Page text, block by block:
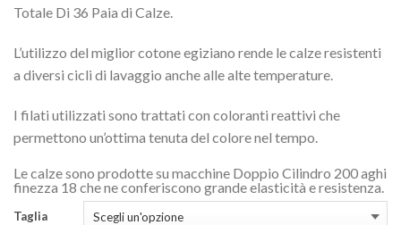
Totale Di 36 Paia di Calze.
L’utilizzo del miglior cotone egiziano rende le calze resistenti
a diversi cicli di lavaggio anche alle alte temperature.
I filati utilizzati sono trattati con coloranti reattivi che
permettono un’ottima tenuta del colore nel tempo.
Le calze sono prodotte su macchine Doppio Cilindro 200 aghi
finezza 18 che ne conferiscono grande elasticità e resistenza.
Taglia